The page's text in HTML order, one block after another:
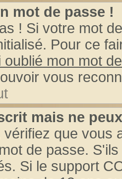
mot de passe !
! Si votre mot
Pour ce
oublié mon mot
vous
mais ne
vérifiez que vous
de passe.
Si le support